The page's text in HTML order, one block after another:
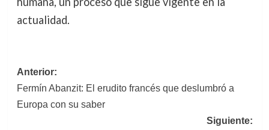
actualidad.
Navegación
de
Anterior:
Fermín Abanzit: El erudito francés que deslumbró a
Europa con su saber
Siguiente: